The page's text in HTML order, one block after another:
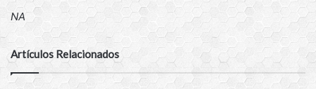
NA
Artículos Relacionados